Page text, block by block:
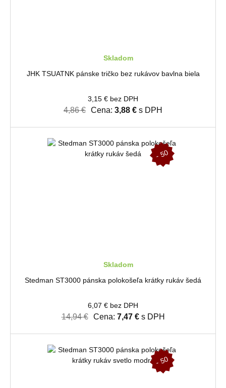
Skladom
JHK TSUATNK pánske tričko bez rukávov bavlna biela
3,15 € bez DPH
4,86 € Cena: 3,88 € s DPH
-
5
0
Skladom
Stedman ST3000 pánska polokošeľa krátky rukáv šedá
6,07 € bez DPH
14,94 € Cena: 7,47 €s DPH
-
5
0